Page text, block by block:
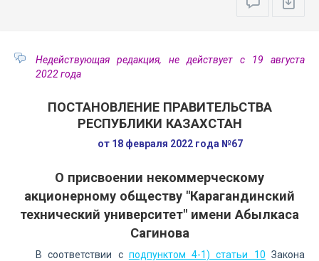
Недействующая редакция, не действует с 19 августа
2022 года
ПОСТАНОВЛЕНИЕ ПРАВИТЕЛЬСТВА
РЕСПУБЛИКИ КАЗАХСТАН
от 18 февраля 2022 года №67
О присвоении некоммерческому
акционерному обществу "Карагандинский
технический университет" имени Абылкаса
Сагинова
В соответствии с подпунктом 4-1) статьи 10 Закона